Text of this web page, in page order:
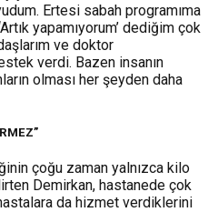
Ertesi sabah programıma
yapamıyorum’ dediğim çok
ve doktor
verdi. Bazen insanın
olması her şeyden daha
çoğu zaman yalnızca kilo
Demirkan, hastanede çok
da hizmet verdiklerini